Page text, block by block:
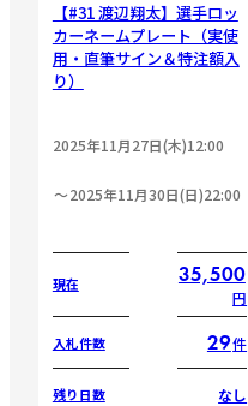
【#31 渡辺翔太】選手ロッ
カーネームプレート（実使
用・直筆サイン＆特注額入
り）
2025年11月27日(木)12:00
2025年11月30日(日)22:00
現在 35,500
円
入札件数 29件
残り日数 なし